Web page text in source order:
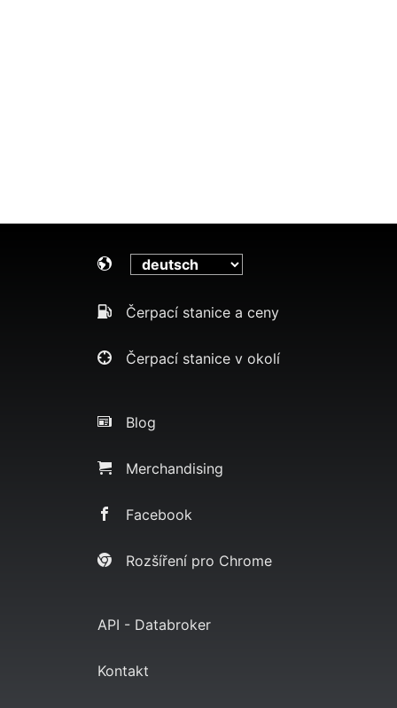
Čerpací stanice a ceny
Čerpací stanice v okolí
Blog
Merchandising
Facebook
Rozšíření pro Chrome
API - Databroker
Kontakt